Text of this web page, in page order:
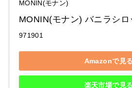
MONIN(モナン)
MONIN(モナン) バニラシロ
971901
Amazonで見る
楽天市場で見る